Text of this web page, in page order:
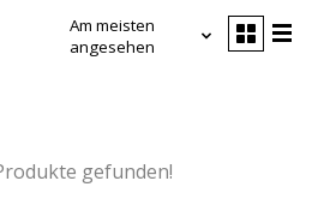
Am meisten
angesehen
gefunden!